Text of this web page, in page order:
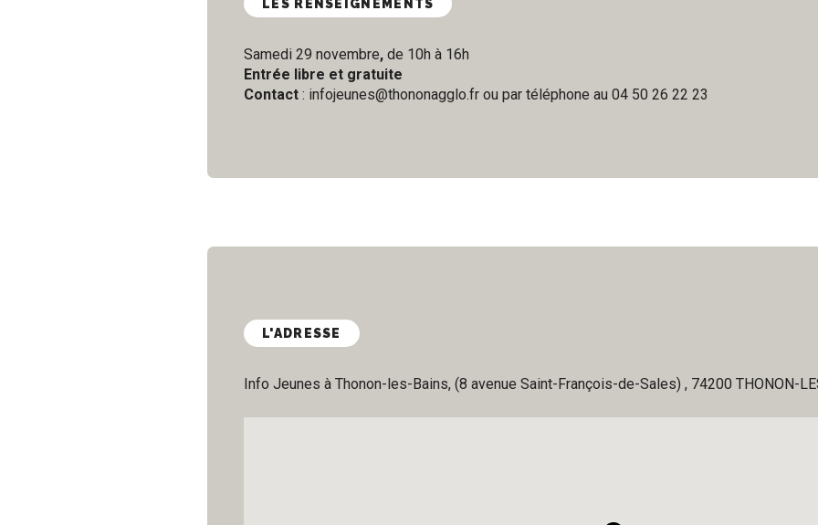
LES RENSEIGNEMENTS
Samedi 29 novembre, de 10h à 16h
Entrée libre et gratuite
Contact : infojeunes@thononagglo.fr ou par téléphone au 04 50 26 22 23
L'ADRESSE
Info Jeunes à Thonon-les-Bains, (8 avenue Saint-François-de-Sales) , 74200 THONON-